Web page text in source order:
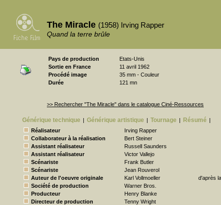
The Miracle (1958) Irving Rapper
Quand la terre brûle
Pays de production
Etats-Unis
Sortie en France
11 avril 1962
Procédé image
35 mm - Couleur
Durée
121 mn
>> Rechercher "The Miracle" dans le catalogue Ciné-Ressources
Générique technique | Générique artistique | Tournage | Résumé |
Réalisateur
Irving Rapper
Collaborateur à la réalisation
Bert Steiner
Assistant réalisateur
Russell Saunders
Assistant réalisateur
Victor Vallejo
Scénariste
Frank Butler
Scénariste
Jean Rouverol
Auteur de l'oeuvre originale
Karl Vollmoeller
d'après
Société de production
Warner Bros.
Producteur
Henry Blanke
Directeur de production
Tenny Wright